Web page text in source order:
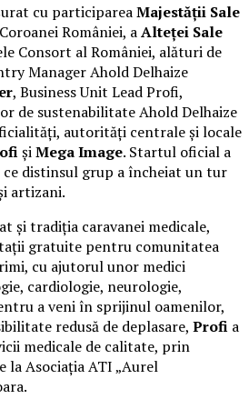
cu participareaMajestății Sale
României, aAlteței Sale
Consort al României, alături de
Manager Ahold Delhaize
, Business Unit Lead Profi,
de sustenabilitate Ahold Delhaize
autorități centrale și locale
șiMega Image. Startul oficial a
distinsul grup a încheiat un tur
artizani.
și tradiția caravanei medicale,
gratuite pentru comunitatea
cu ajutorul unor medici
cardiologie, neurologie,
a veni în sprijinul oamenilor,
redusă de deplasare, Profi a
medicale de calitate, prin
la Asociația ATI „Aurel